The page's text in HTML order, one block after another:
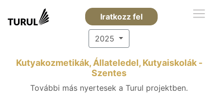
Iratkozz fel
2025
Kutyakozmetikák, Állateledel, Kutyaiskolák -
Szentes
További más nyertesek a Turul projektben.